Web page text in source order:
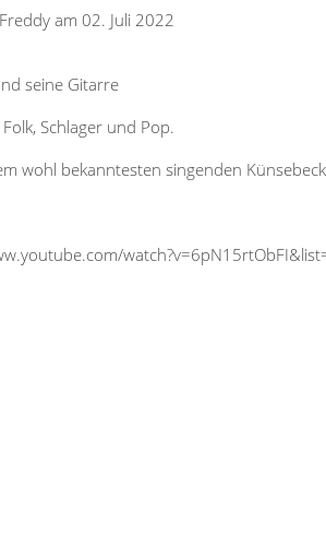
am 02. Juli 2022
seine Gitarre
Schlager und Pop.
wohl bekanntesten singenden